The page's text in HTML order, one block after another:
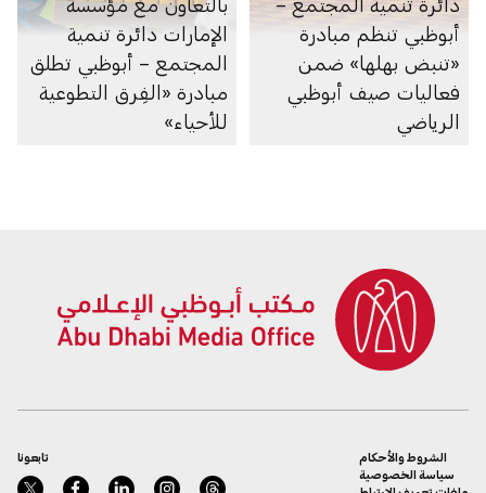
أبوظبي تنظم مبادرة
«تنبض بهلها» ضمن
فعاليات صيف أبوظبي
الرياضي
الإمارات دائرة تنمية
المجتمع – أبوظبي تطلق
مبادرة «الفِرق التطوعية
للأحياء»
تابعونا
الشروط والأحكام
سياسة الخصوصية